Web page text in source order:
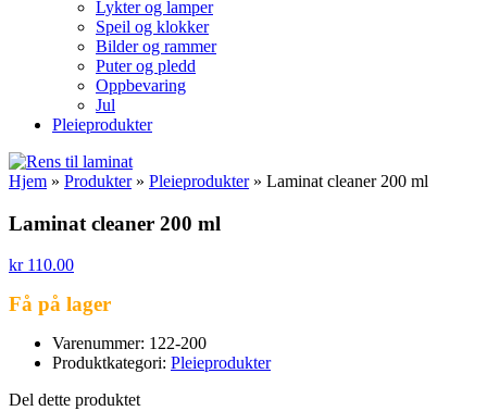
Lykter og lamper
Speil og klokker
Bilder og rammer
Puter og pledd
Oppbevaring
Jul
Pleieprodukter
Hjem » Produkter» Pleieprodukter» Laminat cleaner 200 ml
Laminat cleaner 200 ml
kr110.00
Få på lager
Varenummer: 122-200
Produktkategori: Pleieprodukter
Del dette produktet